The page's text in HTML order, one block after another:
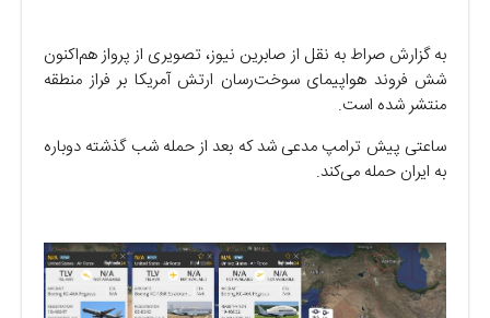
به گزارش صراط به نقل از صابرین نیوز، تصویری از پرواز هم‌اکنون
شش فروند هواپیمای سوخت‌رسان ارتش آمریکا بر فراز منطقه
منتشر شده است.
ساعتی پیش ترامپ مدعی شد که بعد از حمله شب گذشته دوباره
به ایران حمله می‌کند.